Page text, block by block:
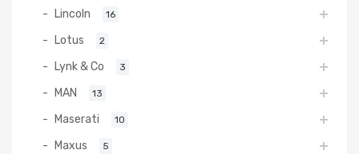
Lincoln 16
Lotus 2
Lynk & Co 3
MAN 13
Maserati 10
Maxus 5